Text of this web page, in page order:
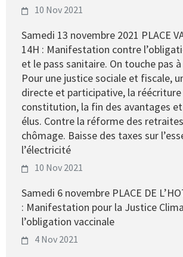
10 Nov 2021
Samedi 13 novembre 2021 PLACE
14H : Manifestation contre
et le pass sanitaire. On touche pas
Pour une justice sociale et fiscale,
directe et participative, la réécriture
constitution, la fin des avantages
élus. Contre la réforme des
chômage. Baisse des taxes sur
l’électricité
10 Nov 2021
Samedi 6 novembre PLACE DE
: Manifestation pour la Justice
l’obligation vaccinale
4 Nov 2021